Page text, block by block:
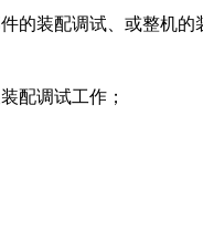
的装配调试、或整机的
配调试工作；